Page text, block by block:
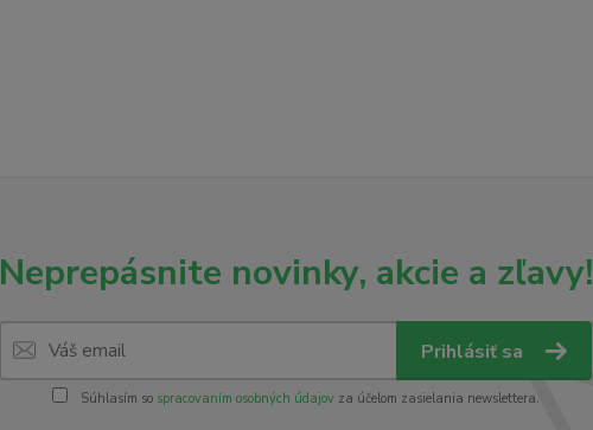
Neprepásnite novinky, akcie a zľavy!
Prihlásiť sa
Súhlasím so spracovaním osobných údajovza účelom zasielania newslettera.